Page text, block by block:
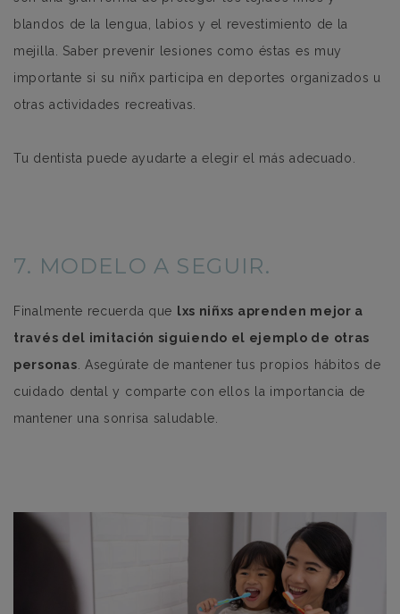
blandos de la lengua, labios y el revestimiento de la
mejilla. Saber prevenir lesiones como éstas es muy
importante si su niñx participa en deportes organizados u
otras actividades recreativas.
Tu dentista puede ayudarte a elegir el más adecuado.
7. MODELO A SEGUIR.
Finalmente recuerda que lxs niñxs aprenden mejor a
través del imitación siguiendo el ejemplo de otras
personas . Asegúrate de mantener tus propios hábitos de
cuidado dental y comparte con ellos la importancia de
mantener una sonrisa saludable.